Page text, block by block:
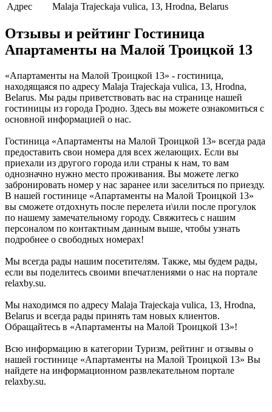
Адрес
Malaja Trajeckaja vulica, 13, Hrodna, Belarus
Отзывы и рейтинг Гостиница
Апартаменты на Малой Троицкой 13
«Апартаменты на Малой Троицкой 13» - гостиница,
находящаяся по адресу Malaja Trajeckaja vulica, 13, Hrodna,
Belarus. Мы рады приветствовать вас на странице нашей
гостиницы из города Гродно. Здесь вы можете ознакомиться с
основной информацией о нас.
Гостиница «Апартаменты на Малой Троицкой 13» всегда рада
предоставить свои номера для всех желающих. Если вы
приехали из другого города или страны к нам, то вам
однозначно нужно место проживания. Вы можете легко
забронировать номер у нас заранее или заселиться по приезду.
В нашей гостинице «Апартаменты на Малой Троицкой 13»
вы сможете отдохнуть после перелета и\или после прогулок
по нашему замечательному городу. Свяжитесь с нашим
персоналом по контактным данным выше, чтобы узнать
подробнее о свободных номерах!
Мы всегда рады нашим посетителям. Также, мы будем рады,
если вы поделитесь своими впечатлениями о нас на портале
relaxby.su.
Мы находимся по адресу Malaja Trajeckaja vulica, 13, Hrodna,
Belarus и всегда рады принять там новых клиентов.
Обращайтесь в «Апартаменты на Малой Троицкой 13»!
Всю информацию в категории Туризм, рейтинг и отзывы о
нашей гостинице «Апартаменты на Малой Троицкой 13» Вы
найдете на информационном развлекательном портале
relaxby.su.